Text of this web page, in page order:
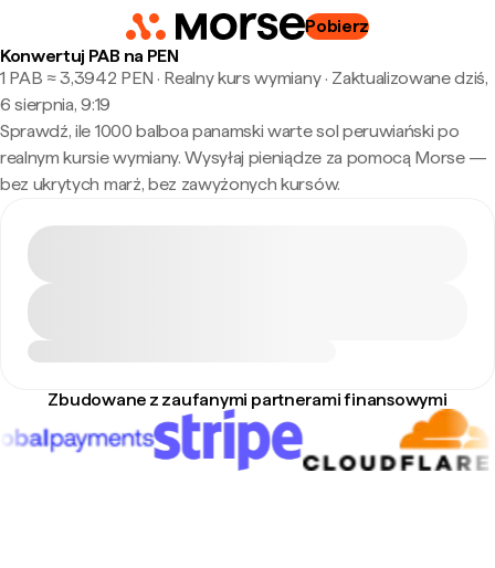
Pobierz
Konwertuj PAB na PEN
1 PAB ≈ 3,3942 PEN · Realny kurs wymiany· Zaktualizowane dziś,
6 sierpnia, 9:19
Sprawdź, ile 1000 balboa panamski warte sol peruwiański po
realnym kursie wymiany. Wysyłaj pieniądze za pomocą Morse —
bez ukrytych marż, bez zawyżonych kursów.
Zbudowane z zaufanymi partnerami finansowymi